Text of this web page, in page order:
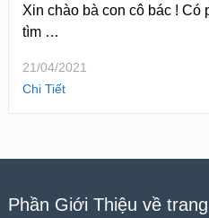
Xin chào bà con cô bác ! Có
tìm …
21/04/2021
Chi Tiết
Phần Giới Thiệu về